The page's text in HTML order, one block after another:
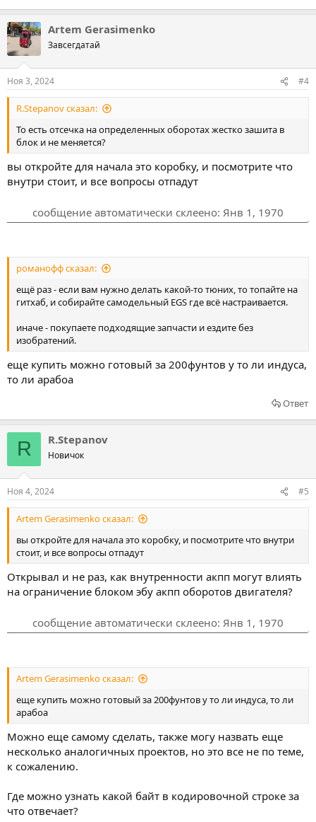
Artem Gerasimenko
Завсегдатай
Ноя 3, 2024 #4
R.Stepanov сказал:
То есть отсечка на определенных оборотах жестко зашита в
блок и не меняется?
вы откройте для начала это коробку, и посмотрите что
внутри стоит, и все вопросы отпадут
сообщение автоматически склеено: Янв 1, 1970
романофф сказал:
ещё раз - если вам нужно делать какой-то тюних, то топайте на
гитхаб, и собирайте самодельный EGS где всё настраивается.
иначе - покупаете подходящие запчасти и ездите без
изобратений.
еще купить можно готовый за 200фунтов у то ли индуса,
то ли арабоа
Ответ
R R.Stepanov
Новичок
Ноя 4, 2024 #5
Artem Gerasimenko сказал:
вы откройте для начала это коробку, и посмотрите что внутри
стоит, и все вопросы отпадут
Открывал и не раз, как внутренности акпп могут влиять
на ограничение блоком эбу акпп оборотов двигателя?
сообщение автоматически склеено: Янв 1, 1970
Artem Gerasimenko сказал:
еще купить можно готовый за 200фунтов у то ли индуса, то ли
арабоа
Можно еще самому сделать, также могу назвать еще
несколько аналогичных проектов, но это все не по теме,
к сожалению.
Где можно узнать какой байт в кодировочной строке за
что отвечает?